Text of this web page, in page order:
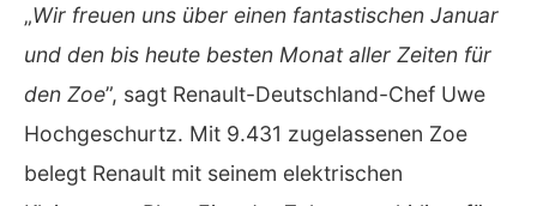
„Wir freuen uns über einen fantastischen Januar
und den bis heute besten Monat aller Zeiten für
den Zoe”, sagt Renault-Deutschland-Chef Uwe
Hochgeschurtz. Mit 9.431 zugelassenen Zoe
belegt Renault mit seinem elektrischen